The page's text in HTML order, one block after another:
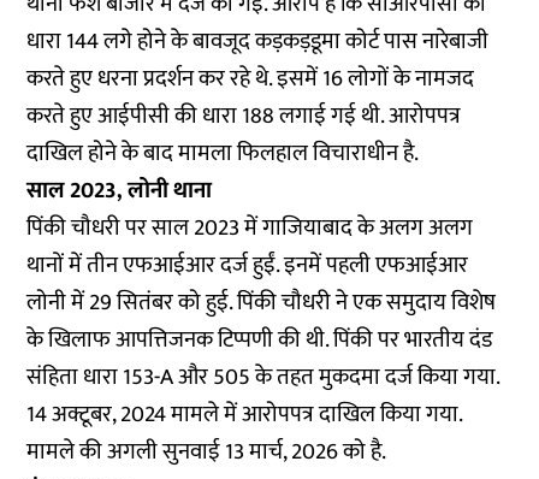
धारा 144 लगे होने के बावजूद कड़कड़डूमा कोर्ट पास नारेबाजी
करते हुए धरना प्रदर्शन कर रहे थे. इसमें 16 लोगों के नामजद
करते हुए आईपीसी की धारा 188 लगाई गई थी. आरोपपत्र
दाखिल होने के बाद मामला फिलहाल विचाराधीन है.
साल 2023, लोनी थाना
पिंकी चौधरी पर साल 2023 में गाजियाबाद के अलग अलग
थानों में तीन एफआईआर दर्ज हुईं. इनमें पहली एफआईआर
लोनी में 29 सितंबर को हुई. पिंकी चौधरी ने एक समुदाय विशेष
के खिलाफ आपत्तिजनक टिप्पणी की थी. पिंकी पर भारतीय दंड
संहिता धारा 153-A और 505 के तहत मुकदमा दर्ज किया गया.
14 अक्टूबर, 2024 मामले में आरोपपत्र दाखिल किया गया.
मामले की अगली सुनवाई 13 मार्च, 2026 को है.